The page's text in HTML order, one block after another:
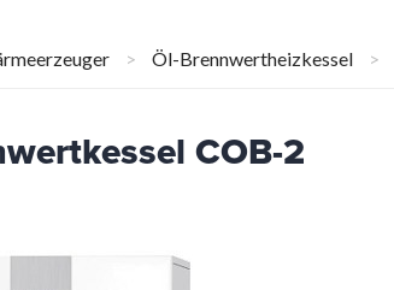
> Öl-Brennwertheizkessel >
COB-2